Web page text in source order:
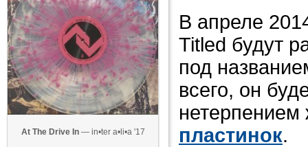
At The Drive In— in•ter a•li•a '17
В апреле
Titled будут
под
всего, он
пластинок.